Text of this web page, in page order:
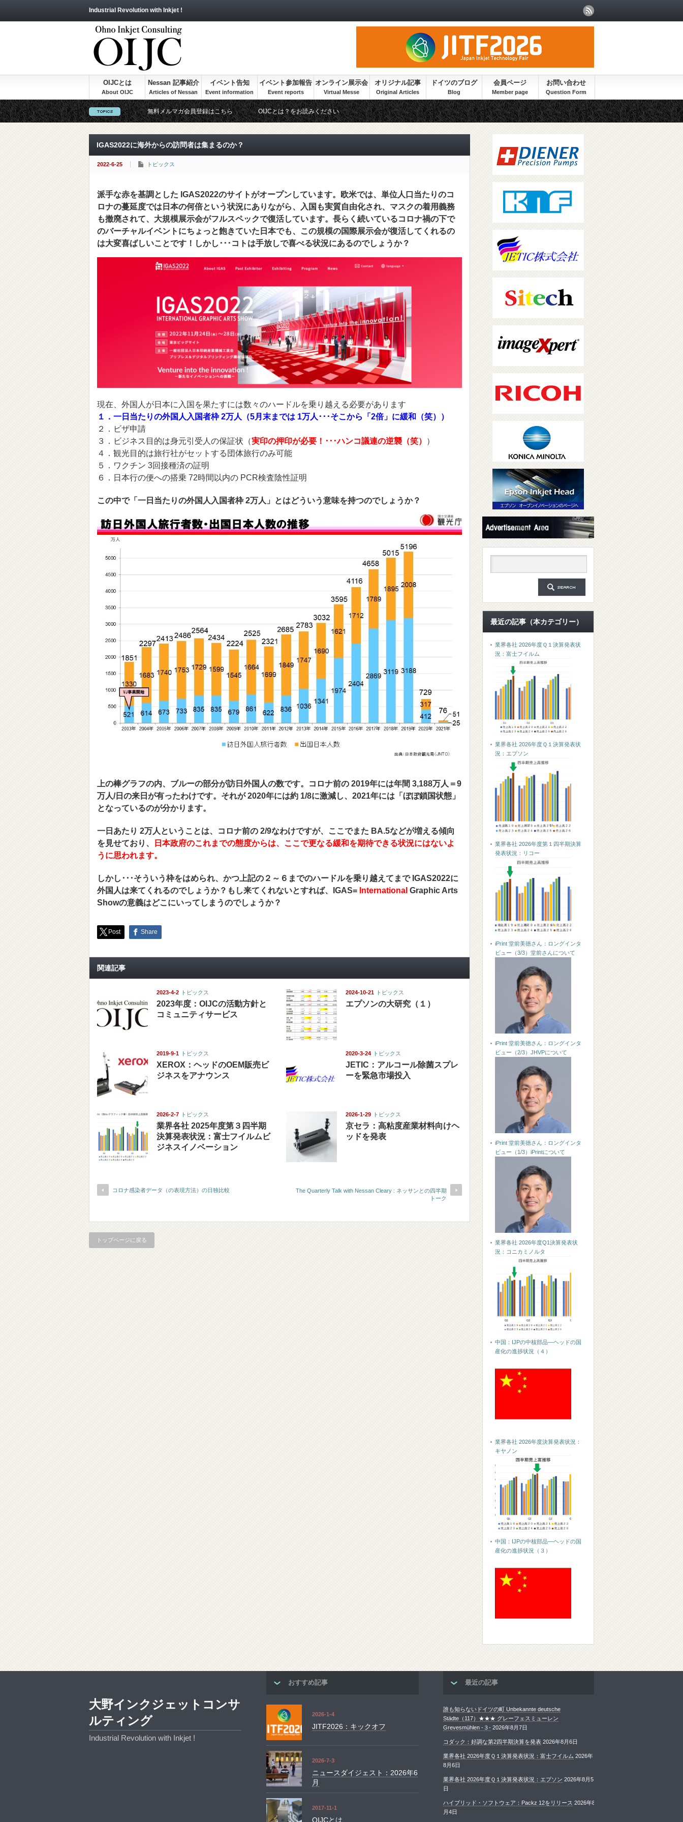
Industrial Revolution with Inkjet !
OIJCとは Nessan 記事紹介 イベント告知 イベント参加報告 オンライン展示会 オリジナル記事 ドイツのブログ 会員ページ お問い合わせ
無料メルマガ会員登録はこちら OIJCとは？をお読みください
IGAS2022に海外からの訪問者は集まるのか？
2022-6-25 トピックス
派手な赤を基調とした IGAS2022のサイトがオープンしています。欧米では、単位人口当たりのコ
ロナの蔓延度では日本の何倍という状況にありながら、入国も実質自由化され、マスクの着用義務
も撤廃されて、大規模展示会がフルスペックで復活しています。長らく続いているコロナ禍の下で
のバーチャルイベントにちょっと飽きていた日本でも、この規模の国際展示会が復活してくれるの
は大変喜ばしいことです！しかし･･･コトは手放しで喜べる状況にあるのでしょうか？
現在、外国人が日本に入国を果たすには数々のハードルを乗り越える必要があります
１．一日当たりの外国人入国者枠 2万人（5月末までは 1万人･･･そこから「2倍」に緩和（笑））
２．ビザ申請
３．ビジネス目的は身元引受人の保証状（実印の押印が必要！･･･ハンコ議連の逆襲（笑）
）
４．観光目的は旅行社がセットする団体旅行のみ可能
５．ワクチン 3回接種済の証明
６．日本行の便への搭乗 72時間以内の PCR検査陰性証明
この中で「一日当たりの外国人入国者枠 2万人」とはどういう意味を持つのでしょうか？
上の棒グラフの内、ブルーの部分が訪日外国人の数です。コロナ前の 2019年には年間 3,188万人＝9
万人/日の来日が有ったわけです。それが 2020年には約 1/8に激減し、2021年には「ぼぼ鎖国状態」
となっているのが分かります。
一日あたり 2万人ということは、コロナ前の 2/9なわけですが、ここでまた BA.5などが増える傾向
を見せており、
日本政府のこれまでの態度からは、ここで更なる緩和を期待できる状況にはないよ
うに思われます。
しかし･･･そういう枠をはめられ、かつ上記の２～６までのハードルを乗り越えてまで IGAS2022に
外国人は来てくれるのでしょうか？もし来てくれないとすれば、IGAS= International Graphic Arts
Showの意義はどこにいってしまうのでしょうか？
Post Share
関連記事
2023-4-2 トピックス
2023年度：OIJCの活動方針と
コミュニティサービス
2024-10-21 トピックス
エプソンの大研究（１）
2019-9-1 トピックス
XEROX：ヘッドのOEM販売ビ
ジネスをアナウンス
2020-3-24 トピックス
JETIC：アルコール除菌スプレ
ーを緊急市場投入
2026-2-7 トピックス
業界各社 2025年度第３四半期
決算発表状況：富士フイルムビ
ジネスイノベーション
2026-1-29 トピックス
京セラ：高粘度産業材料向けヘ
ッドを発表
コロナ感染者データ（の表現方法）の日独比較
The Quarterly Talk with Nessan Cleary : ネッサンとの四半期
トーク
トップページに戻る
最近の記事（本カテゴリー）
業界各社 2026年度Ｑ１決算発表状
況：富士フイルム
業界各社 2026年度Ｑ１決算発表状
況：エプソン
業界各社 2026年度第１四半期決算
発表状況：リコー
iPrint 堂前美徳さん：ロングインタ
ビュー（3/3）堂前さんについて
iPrint 堂前美徳さん：ロングインタ
ビュー（2/3）JHVPについて
iPrint 堂前美徳さん：ロングインタ
ビュー（1/3）iPrintについて
業界各社 2026年度Q1決算発表状
況：コニカミノルタ
中国：IJPの中核部品―ヘッドの国
産化の進捗状況（４）
業界各社 2026年度決算発表状況：
キヤノン
中国：IJPの中核部品―ヘッドの国
産化の進捗状況（３）
おすすめ記事
2026-1-4
JITF2026：キックオフ
2026-7-3
ニュースダイジェスト：2026年6
月
2017-11-1
OIJCとは
最近の記事
誰も知らないドイツの町 Unbekannte deutsche
Städte（117）★★★ グレーフェスミューレン
Grevesmühlen -３- 2026年8月7日
コダック：好調な第2四半期決算を発表 2026年8月6日
業界各社 2026年度Ｑ１決算発表状況：富士フイルム 2026年
8月6日
業界各社 2026年度Ｑ１決算発表状況：エプソン 2026年8月5
日
ハイブリッド・ソフトウェア：Packz 12をリリース 2026年8
月4日
大野インクジェットコンサ
ルティング
Industrial Revolution with Inkjet !